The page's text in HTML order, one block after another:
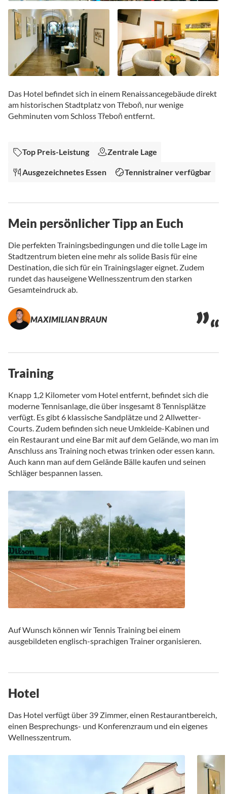
Anfang
der
Bildgalerie
Das Hotel befindet sich in einem Renaissancegebäude direkt
am historischen Stadtplatz von Třeboň, nur wenige
Gehminuten vom Schloss Třeboň entfernt.
Top Preis-Leistung Zentrale Lage
Ausgezeichnetes Essen Tennistrainer verfügbar
Mein persönlicher Tipp an Euch
Die perfekten Trainingsbedingungen und die tolle Lage im
Stadtzentrum bieten eine mehr als solide Basis für eine
Destination, die sich für ein Trainingslager eignet. Zudem
rundet das hauseigene Wellnesszentrum den starken
Gesamteindruck ab.
MAXIMILIAN BRAUN
Training
Knapp 1,2 Kilometer vom Hotel entfernt, befindet sich die
moderne Tennisanlage, die über insgesamt 8 Tennisplätze
verfügt. Es gibt 6 klassische Sandplätze und 2 Allwetter-
Courts. Zudem befinden sich neue Umkleide-Kabinen und
ein Restaurant und eine Bar mit auf dem Gelände, wo man im
Anschluss ans Training noch etwas trinken oder essen kann.
Auch kann man auf dem Gelände Bälle kaufen und seinen
Schläger bespannen lassen.
Auf Wunsch können wir Tennis Training bei einem
ausgebildeten englisch-sprachigen Trainer organisieren.
Hotel
Das Hotel verfügt über 39 Zimmer, einen Restaurantbereich,
einen Besprechungs- und Konferenzraum und ein eigenes
Wellnesszentrum.